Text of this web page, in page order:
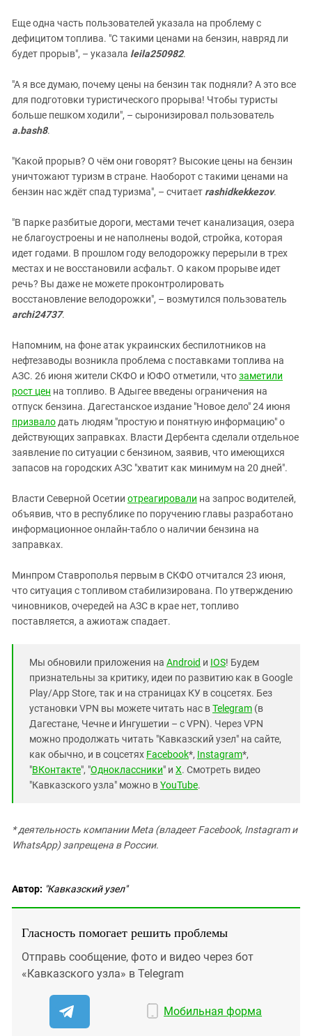
Еще одна часть пользователей указала на проблему с
дефицитом топлива. "С такими ценами на бензин, навряд ли
будет прорыв", – указала leila250982.
"А я все думаю, почему цены на бензин так подняли? А это все
для подготовки туристического прорыва! Чтобы туристы
больше пешком ходили", – сыронизировал пользователь
a.bash8.
"Какой прорыв? О чём они говорят? Высокие цены на бензин
уничтожают туризм в стране. Наоборот с такими ценами на
бензин нас ждёт спад туризма", – считает rashidkekkezov.
"В парке разбитые дороги, местами течет канализация, озера
не благоустроены и не наполнены водой, стройка, которая
идет годами. В прошлом году велодорожку перерыли в трех
местах и не восстановили асфальт. О каком прорыве идет
речь? Вы даже не можете проконтролировать
восстановление велодорожки", – возмутился пользователь
archi24737.
Напомним, на фоне атак украинских беспилотников на
нефтезаводы возникла проблема с поставками топлива на
АЗС. 26 июня жители СКФО и ЮФО отметили, чтозаметили
рост цен на топливо. В Адыгее введены ограничения на
отпуск бензина. Дагестанское издание "Новое дело" 24 июня
призвало дать людям "простую и понятную информацию" о
действующих заправках. Власти Дербента сделали отдельное
заявление по ситуации с бензином, заявив, что имеющихся
запасов на городских АЗС "хватит как минимум на 20 дней".
Власти Северной Осетии отреагировали на запрос водителей,
объявив, что в республике по поручению главы разработано
информационное онлайн-табло о наличии бензина на
заправках.
Минпром Ставрополья первым в СКФО отчитался 23 июня,
что ситуация с топливом стабилизирована. По утверждению
чиновников, очередей на АЗС в крае нет, топливо
поставляется, а ажиотаж спадает.
Мы обновили приложения на Android и IOS! Будем
признательны за критику, идеи по развитию как в Google
Play/App Store, так и на страницах КУ в соцсетях. Без
установки VPN вы можете читать нас вTelegram (в
Дагестане, Чечне и Ингушетии – с VPN). Через VPN
можно продолжать читать "Кавказский узел" на сайте,
как обычно, и в соцсетях Facebook*, Instagram*,
"ВКонтакте", "Одноклассники" и X. Смотреть видео
"Кавказского узла" можно вYouTube.
* деятельность компании Meta (владеет Facebook, Instagram и
WhatsApp) запрещена в России.
Автор: "Кавказский узел"
Гласность помогает решить проблемы
Отправь сообщение, фото и видео через бот
«Кавказского узла» в Telegram
Мобильная форма